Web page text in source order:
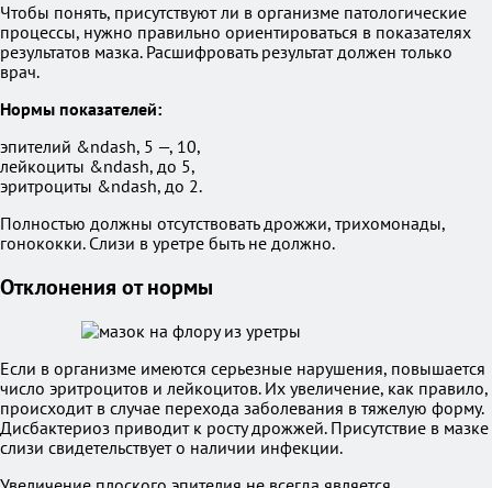
Чтобы понять, присутствуют ли в организме патологические
процессы, нужно правильно ориентироваться в показателях
результатов мазка. Расшифровать результат должен только
врач.
Нормы показателей:
эпителий &ndash, 5 —, 10,
лейкоциты &ndash, до 5,
эритроциты &ndash, до 2.
Полностью должны отсутствовать дрожжи, трихомонады,
гонококки. Слизи в уретре быть не должно.
Отклонения от нормы
Если в организме имеются серьезные нарушения, повышается
число эритроцитов и лейкоцитов. Их увеличение, как правило,
происходит в случае перехода заболевания в тяжелую форму.
Дисбактериоз приводит к росту дрожжей. Присутствие в мазке
слизи свидетельствует о наличии инфекции.